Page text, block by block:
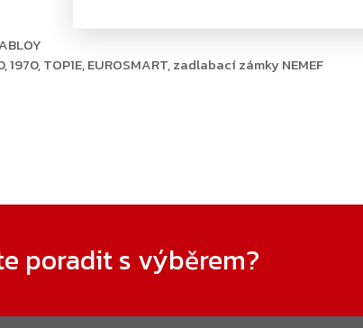
TOP1E, EUROSMART, zadlabací zámky NEMEF
poradit s výběrem?